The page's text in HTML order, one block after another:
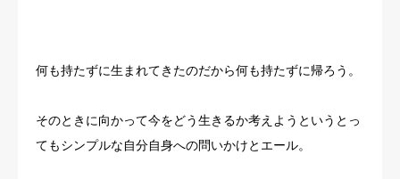
何も持たずに生まれてきたのだから何も持たずに帰ろう。
そのときに向かって今をどう生きるか考えようというとっ
てもシンプルな自分自身への問いかけとエール。